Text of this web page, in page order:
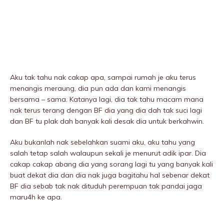
Aku tak tahu nak cakap apa, sampai rumah je aku terus
menangis meraung, dia pun ada dan kami menangis
bersama – sama. Katanya lagi, dia tak tahu macam mana
nak terus terang dengan BF dia yang dia dah tak suci lagi
dan BF tu plak dah banyak kali desak dia untuk berkahwin.
Aku bukanlah nak sebeIahkan suami aku, aku tahu yang
salah tetap salah walaupun sekali je menurut adik ipar. Dia
cakap cakap abang dia yang sorang lagi tu yang banyak kali
buat dekat dia dan dia nak juga bagitahu hal sebenar dekat
BF dia sebab tak nak dituduh perempuan tak pandai jaga
maru4h ke apa.